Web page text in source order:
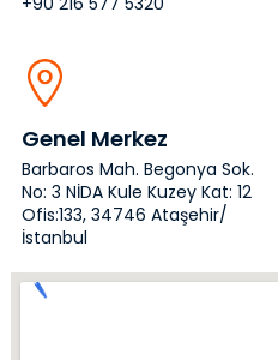
Genel Merkez
Barbaros Mah. Begonya Sok.
No: 3 NİDA Kule Kuzey Kat: 12
Ofis:133, 34746 Ataşehir/
İstanbul